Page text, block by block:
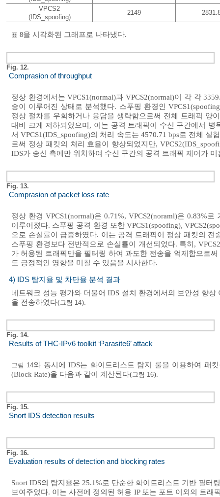
VPCS2
(IDS_spoofing)
2149
표 8을 시각화된 그래프로 나타냈다.
Fig. 12.
Comprasion of throughput
정상 환경에서는 VPCS1(normal)과 VPCS2(normal)이 각 각
송이 이루어진 상태로 분석했다. 스푸핑 환경인
정상 절차를 우회하거나 응답을 생략함으로써 전체 트래픽 양
대비 크게 저하되었으며, 이는 공격 트래픽이 수신 구간에서
서 VPCS1(IDS_spoofing)의 처리 속도는 4570.71 bps로 전체
로써 정상 패킷의 처리 효율이 향상되었지만,
IDS가 송신 측에만 위치하여 수신 구간의 공격 트래픽 제어가
Fig. 13.
Comprasion of packet loss rate
정상 환경 VPCS1(normal)은 0.71%, VPCS2(noraml)은 0.83%
이루어졌다. 스푸핑 공격 환경 또한 VPCS1(spoofing),
으로 손실률이 급증하였다. 이는 공격 트래픽이 정상 패킷의
스푸핑 환경보다 전반적으로 손실률이 개선되었다. 특히,
가 허용된 트래픽만을 필터링 하여 과도한 전송을 억제함으로
도 긍정적인 영향을 미칠 수 있음을 시사한다.
4) IDS 탐지율 및 차단율 분석 결과
네트워크 성능 평가와 더불어 IDS 설치 환경에서의 보안성 향
을 전송하였다(그림 14).
Fig. 14.
Results of THC-IPv6 toolkit ‘Parasite6’ attack
그림 14와 동시에 IDS는 화이트리스트 탐지 룰을 이용하여 패
(Block Rate)을 다음과 같이 계산된다(그림 16).
Fig. 15.
Snort IDS detection results
Fig. 16.
Evaluation results of detection and blocking rates
Snort IDS의 탐지율은 25.1%로 단순한 화이트리스트 기반 필
보여주었다. 이는 사전에 정의된 허용 IP 또는 포트 이외의 트